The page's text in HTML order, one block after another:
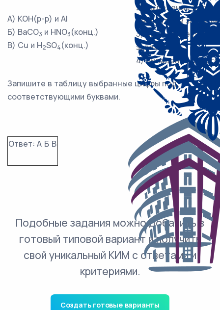
А) KOH(р-р) и Al
Б) BaCO3 и HNO3(конц.)
В) Cu и H2SO4(конц.)
2) выделение
неприятным запахом
3) выделение
запахом
4) выпадение
Запишите в таблицу выбранные цифры под
соответствующими буквами.
Ответ: А Б В
Подобные задания можно добавить в
готовый типовой вариант и получить
свой уникальный КИМ с ответами и
критериями.
Создать готовые варианты